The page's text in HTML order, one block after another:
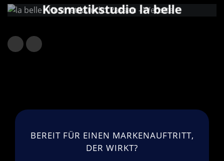
Kosmetikstudio la belle
BEREIT FÜR EINEN MARKENAUFTRITT,
DER WIRKT?